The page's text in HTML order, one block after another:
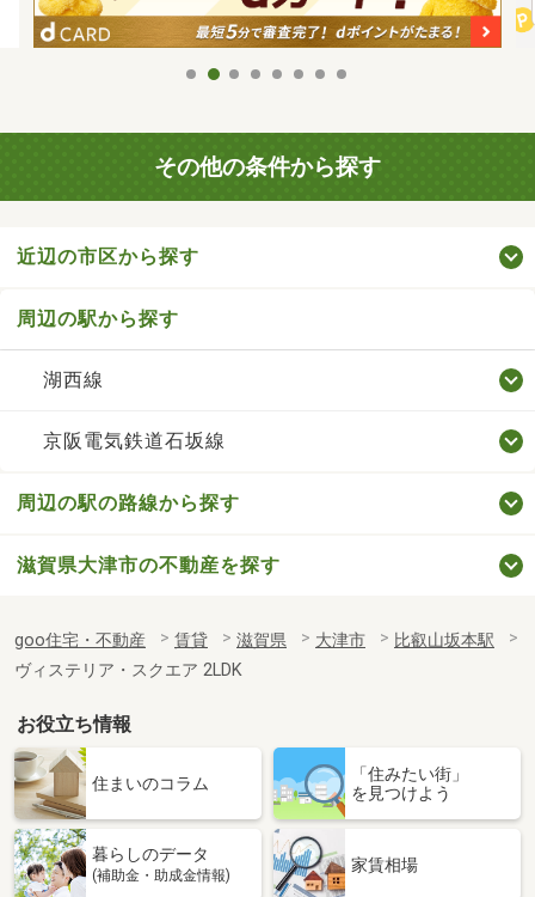
その他の条件から探す
近辺の市区から探す
周辺の駅から探す
湖西線
京阪電気鉄道石坂線
周辺の駅の路線から探す
滋賀県大津市の不動産を探す
goo住宅・不動産 賃貸 滋賀県 大津市
比叡山坂本駅
ヴィステリア・スクエア 2LDK
お役立ち情報
住まいのコラム
「住みたい街」
を見つけよう
暮らしのデータ
(補助金・助成金情報)
家賃相場